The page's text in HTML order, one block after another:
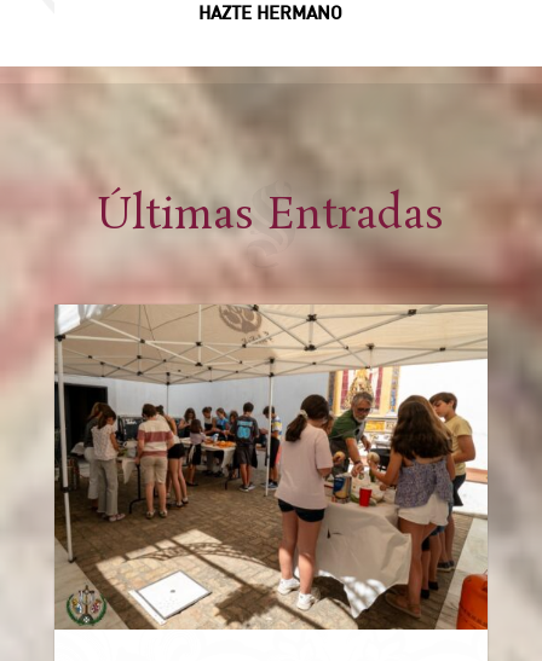
HAZTE HERMANO
Últimas Entradas